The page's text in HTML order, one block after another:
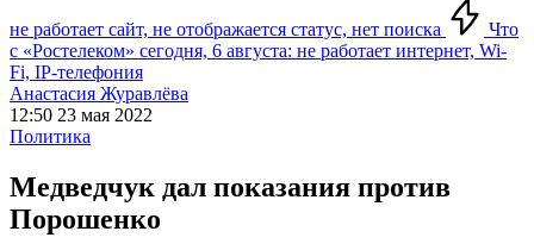
не работает сайт, не отображается статус, нет поиска
Что
с «Ростелеком» сегодня, 6 августа: не работает интернет, Wi-
Fi, IP-телефония
Анастасия Журавлёва
12:50 23 мая 2022
Политика
Медведчук дал показания против
Порошенко